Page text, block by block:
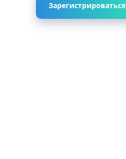
Зарегистрироваться